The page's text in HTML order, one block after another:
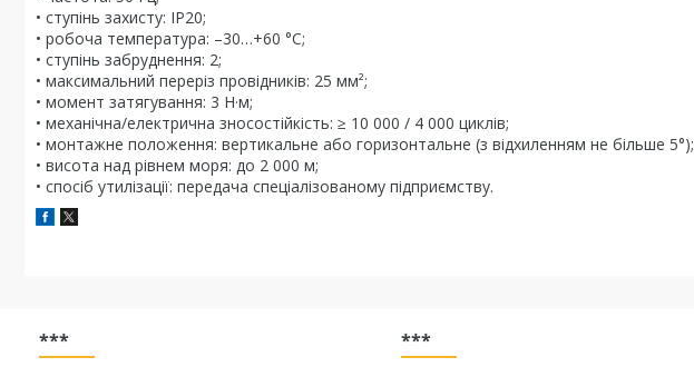
• ступінь захисту: IP20;
• робоча температура: –30…+60 °C;
• ступінь забруднення: 2;
• максимальний переріз провідників: 25 мм²;
• момент затягування: 3 Н·м;
• механічна/електрична зносостійкість: ≥ 10 000 / 4 000 циклів;
• монтажне положення: вертикальне або горизонтальне (з відхиленням не більше 5°);
• висота над рівнем моря: до 2 000 м;
• спосіб утилізації: передача спеціалізованому підприємству.
*** ***